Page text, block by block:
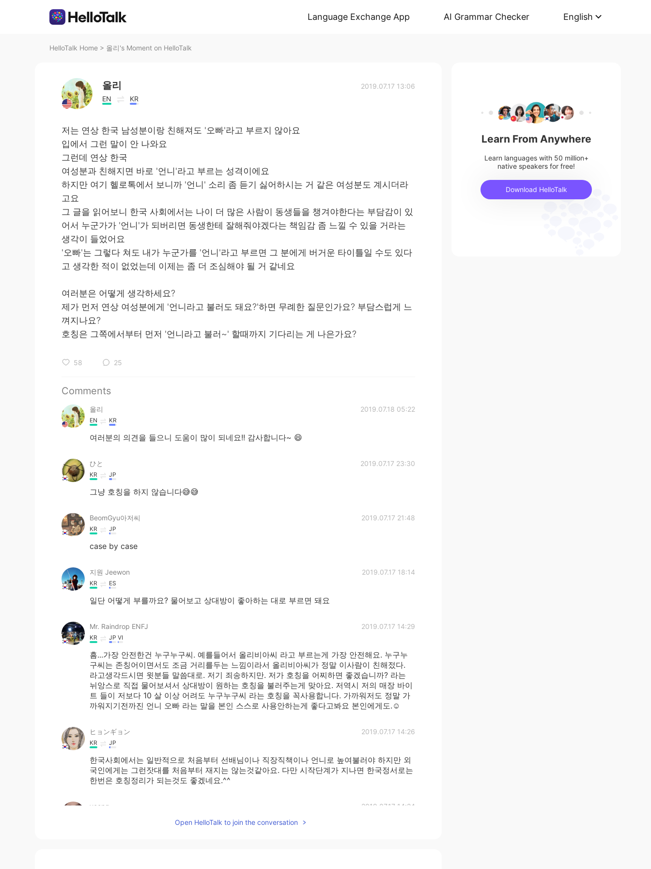
Language Exchange App AI Grammar Checker English
HelloTalk Home > 올리's Moment on HelloTalk
올리
EN KR
2019.07.17 13:06
저는 연상 한국 남성분이랑 친해져도 '오빠'라고 부르지 않아요
입에서 그런 말이 안 나와요
그런데 연상 한국
여성분과 친해지면 바로 '언니'라고 부르는 성격이에요
하지만 여기 헬로톡에서 보니까 '언니' 소리 좀 듣기 싫어하시는 거 같은 여성분도 계시더라
고요
그 글을 읽어보니 한국 사회에서는 나이 더 많은 사람이 동생들을 챙겨야한다는 부담감이 있
어서 누군가가 '언니'가 되버리면 동생한테 잘해줘야겠다는 책임감 좀 느낄 수 있을 거라는
생각이 들었어요
'오빠'는 그렇다 쳐도 내가 누군가를 '언니'라고 부르면 그 분에게 버거운 타이틀일 수도 있다
고 생각한 적이 없었는데 이제는 좀 더 조심해야 될 거 같네요
여러분은 어떻게 생각하세요?
제가 먼저 연상 여성분에게 '언니라고 불러도 돼요?'하면 무례한 질문인가요? 부담스럽게 느
껴지나요?
호칭은 그쪽에서부터 먼저 '언니라고 불러~' 할때까지 기다리는 게 나은가요?
58 25
Comments
올리 2019.07.18 05:22
EN KR
여러분의 의견을 들으니 도움이 많이 되네요!! 감사합니다~ 😄
ひと 2019.07.17 23:30
KR JP
그냥 호칭을 하지 않습니다😅😅
BeomGyu아저씨 2019.07.17 21:48
KR JP
case by case
지원 Jeewon 2019.07.17 18:14
KR ES
일단 어떻게 부를까요? 물어보고 상대방이 좋아하는 대로 부르면 돼요
Mr. Raindrop ENFJ 2019.07.17 14:29
KR JP VI
흠...가장 안전한건 누구누구씨. 예를들어서 올리비아씨 라고 부르는게 가장 안전해요. 누구누
구씨는 존칭어이면서도 조금 거리를두는 느낌이라서 올리비아씨가 정말 이사람이 친해젔다.
라고생각드시면 윗분들 말씀대로. 저기 죄송하지만. 저가 호칭을 어찌하면 좋겠습니까? 라는
뉘앙스로 직접 물어보셔서 상대방이 원하는 호칭을 불러주는게 맞아요. 저역시 저의 매장 바이
트 들이 저보다 10 살 이상 어려도 누구누구씨 라는 호칭을 꼭사용합니다. 가까워저도 정말 가
까워지기전까진 언니 오빠 라는 말을 본인 스스로 사용안하는게 좋다고봐요 본인에게도.☺
ヒョンギョン 2019.07.17 14:26
KR JP
한국사회에서는 일반적으로 처음부터 선배님이나 직장직책이나 언니로 높여불러야 하지만 외
국인에게는 그런잣대를 처음부터 재지는 않는것같아요. 다만 시작단계가 지나면 한국정서로는
한번은 호칭정리가 되는것도 좋겠네요.^^
yeong 2019.07.17 14:24
Open HelloTalk to join the conversation
Learn From Anywhere
Learn languages with 50 million+
native speakers for free!
Download HelloTalk